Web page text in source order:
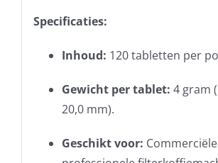
Specificaties:
Inhoud: 120 tabletten per
Gewicht per tablet: 4 gram
20,0 mm).
Geschikt voor: